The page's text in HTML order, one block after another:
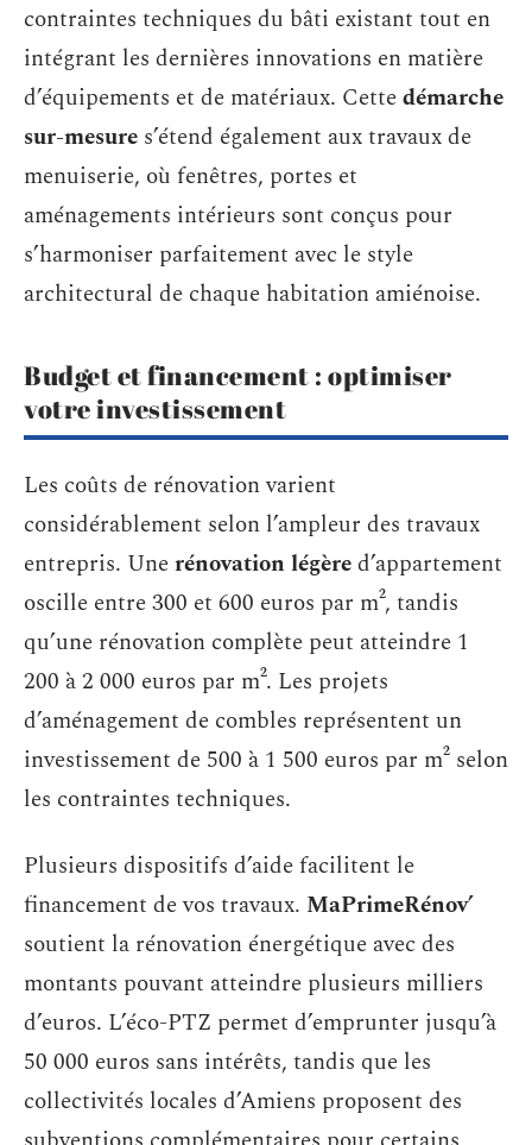
contraintes techniques du bâti existant tout en
intégrant les dernières innovations en matière
d’équipements et de matériaux. Cettedémarche
sur-mesure s’étend également aux travaux de
menuiserie, où fenêtres, portes et
aménagements intérieurs sont conçus pour
s’harmoniser parfaitement avec le style
architectural de chaque habitation amiénoise.
Budget et financement : optimiser
votre investissement
Les coûts de rénovation varient
considérablement selon l’ampleur des travaux
entrepris. Unerénovation légèred’appartement
oscille entre 300 et 600 euros par m², tandis
qu’une rénovation complète peut atteindre 1
200 à 2 000 euros par m². Les projets
d’aménagement de combles représentent un
investissement de 500 à 1 500 euros par m² selon
les contraintes techniques.
Plusieurs dispositifs d’aide facilitent le
financement de vos travaux. MaPrimeRénov’
soutient la rénovation énergétique avec des
montants pouvant atteindre plusieurs milliers
d’euros. L’éco-PTZ permet d’emprunter jusqu’à
50 000 euros sans intérêts, tandis que les
collectivités locales d’Amiens proposent des